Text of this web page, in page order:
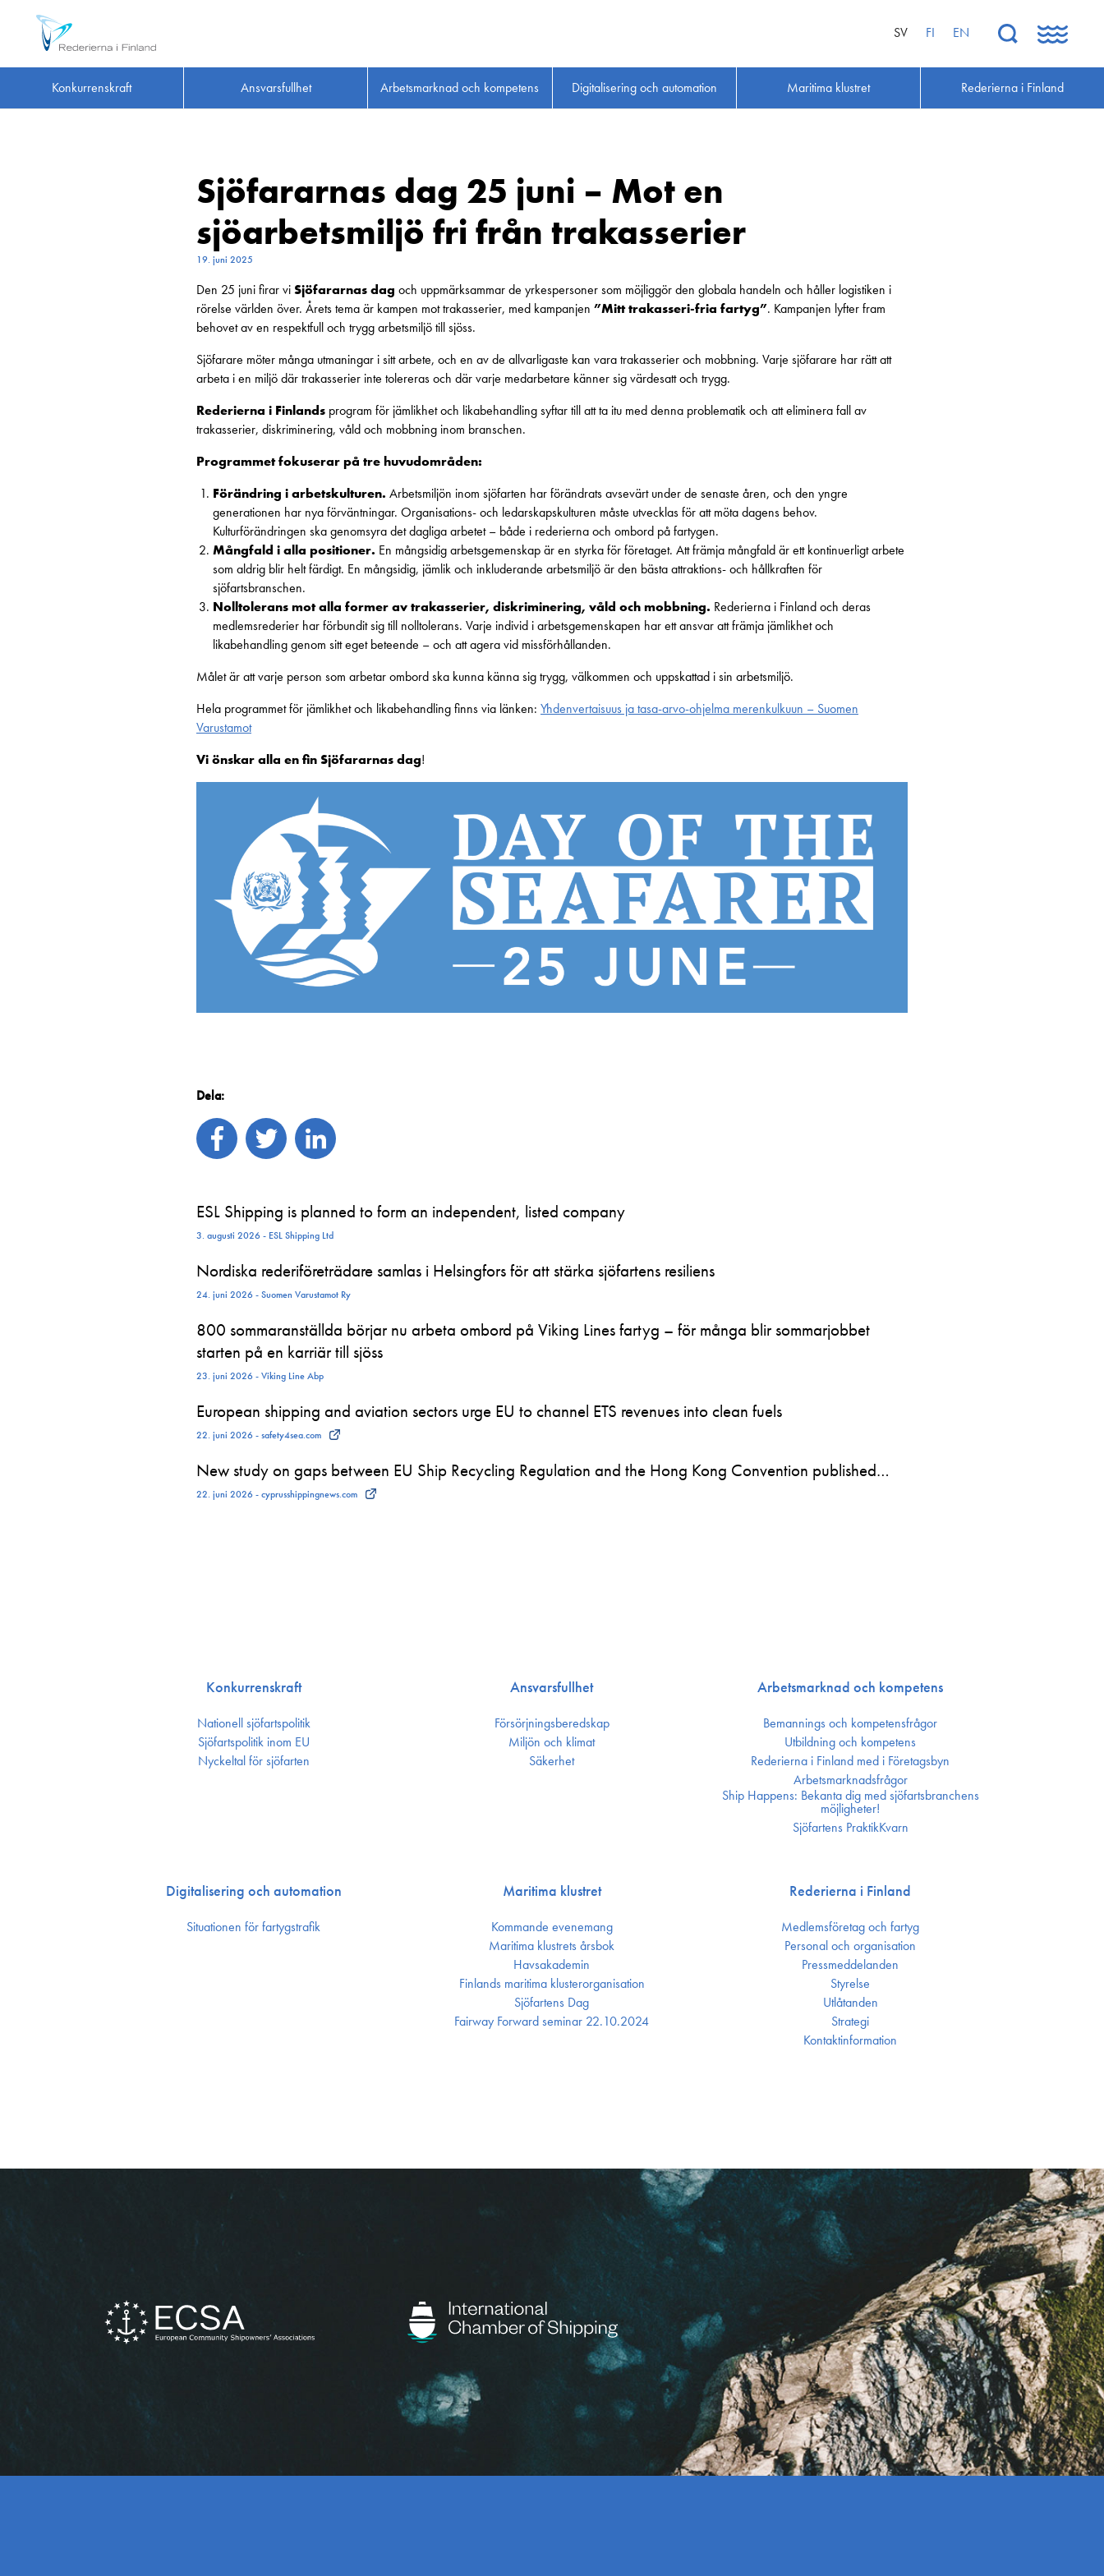
SV FI EN
Konkurrenskraft Ansvarsfullhet Arbetsmarknad och kompetens Digitalisering och automation Maritima klustret Rederierna i Finland
Sjöfararnas dag 25 juni – Mot en
sjöarbetsmiljö fri från trakasserier
19. juni 2025
Den 25 juni firar viSjöfararnas dag och uppmärksammar de yrkespersoner som möjliggör den globala handeln och håller logistiken i
rörelse världen över. Årets tema är kampen mot trakasserier, med kampanjen ”Mitt trakasseri-fria fartyg”. Kampanjen lyfter fram
behovet av en respektfull och trygg arbetsmiljö till sjöss.
Sjöfarare möter många utmaningar i sitt arbete, och en av de allvarligaste kan vara trakasserier och mobbning. Varje sjöfarare har rätt att
arbeta i en miljö där trakasserier inte tolereras och där varje medarbetare känner sig värdesatt och trygg.
Rederierna i Finlands program för jämlikhet och likabehandling syftar till att ta itu med denna problematik och att eliminera fall av
trakasserier, diskriminering, våld och mobbning inom branschen.
Programmet fokuserar på tre huvudområden:
Förändring i arbetskulturen. Arbetsmiljön inom sjöfarten har förändrats avsevärt under de senaste åren, och den yngre
generationen har nya förväntningar. Organisations- och ledarskapskulturen måste utvecklas för att möta dagens behov.
Kulturförändringen ska genomsyra det dagliga arbetet – både i rederierna och ombord på fartygen.
Mångfald i alla positioner. En mångsidig arbetsgemenskap är en styrka för företaget. Att främja mångfald är ett kontinuerligt arbete
som aldrig blir helt färdigt. En mångsidig, jämlik och inkluderande arbetsmiljö är den bästa attraktions- och hållkraften för
sjöfartsbranschen.
Nolltolerans mot alla former av trakasserier, diskriminering, våld och mobbning. Rederierna i Finland och deras
medlemsrederier har förbundit sig till nolltolerans. Varje individ i arbetsgemenskapen har ett ansvar att främja jämlikhet och
likabehandling genom sitt eget beteende – och att agera vid missförhållanden.
Målet är att varje person som arbetar ombord ska kunna känna sig trygg, välkommen och uppskattad i sin arbetsmiljö.
Hela programmet för jämlikhet och likabehandling finns via länken: Yhdenvertaisuus ja tasa-arvo-ohjelma merenkulkuun – Suomen
Varustamot
Vi önskar alla en finSjöfararnas dag!
Dela:
ESL Shipping is planned to form an independent, listed company
3. augusti 2026 - ESL Shipping Ltd
Nordiska rederiföreträdare samlas i Helsingfors för att stärka sjöfartens resiliens
24. juni 2026 - Suomen Varustamot Ry
800 sommaranställda börjar nu arbeta ombord på Viking Lines fartyg – för många blir sommarjobbet
starten på en karriär till sjöss
23. juni 2026 - Viking Line Abp
European shipping and aviation sectors urge EU to channel ETS revenues into clean fuels
22. juni 2026 - safety4sea.com
New study on gaps between EU Ship Recycling Regulation and the Hong Kong Convention published…
22. juni 2026 - cyprusshippingnews.com
Konkurrenskraft
Nationell sjöfartspolitik
Sjöfarts­politik inom EU
Nyckeltal för sjöfarten
Ansvarsfullhet
Försörjnings­beredskap
Miljön och klimat
Säkerhet
Arbetsmarknad och kompetens
Bemannings och kompetens­frågor
Utbildning och kompetens
Rederierna i Finland med i Företagsbyn
Arbetsmarknadsfrågor
Ship Happens: Bekanta dig med sjöfartsbranchens
möjligheter!
Sjöfartens PraktikKvarn
Digitalisering och automation
Situationen för fartygstrafik
Maritima klustret
Kommande evenemang
Maritima klustrets årsbok
Havsakademin
Finlands maritima kluster­organisation
Sjöfartens Dag
Fairway Forward seminar 22.10.2024
Rederierna i Finland
Medlemsföretag och fartyg
Personal och organisation
Press­meddelanden
Styrelse
Utlåtanden
Strategi
Kontakt­information